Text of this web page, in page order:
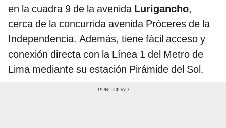
en la cuadra 9 de la avenida Lurigancho,
cerca de la concurrida avenida Próceres de la
Independencia. Además, tiene fácil acceso y
conexión directa con la Línea 1 del Metro de
Lima mediante su estación Pirámide del Sol.